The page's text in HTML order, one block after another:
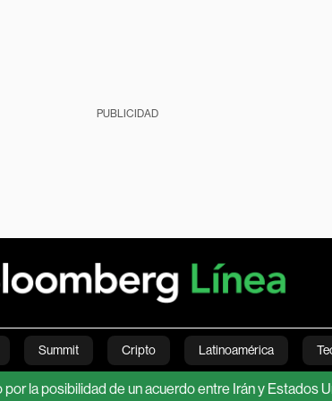
PUBLICIDAD
Summit Cripto Latinoamérica
Estilo de vida Mundo Videos
de un acuerdo entre Irán y Estados Unidos